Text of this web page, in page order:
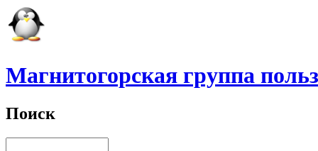
Магнитогорская группа
Поиск